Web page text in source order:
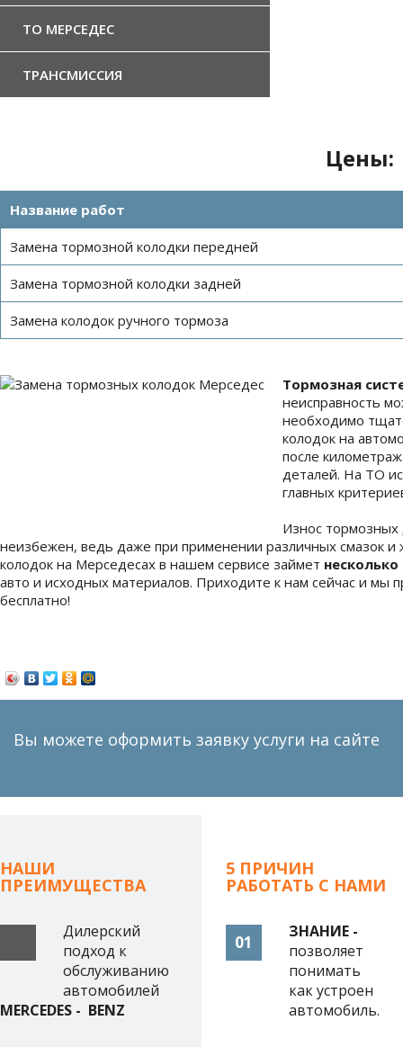
ТО МЕРСЕДЕС
ТРАНСМИССИЯ
Цены:
Название работ
Замена тормозной колодки передней
Замена тормозной колодки задней
Замена колодок ручного тормоза
Тормозная
неисправность
необходимо
колодок на
после
деталей. На ТО
главных
Износ тормозных
неизбежен, ведь даже при применении различных смазок и
колодок на Мерседесах в нашем сервисе займет несколько
авто и исходных материалов. Приходите к нам сейчас и мы
бесплатно!
Вы можете оформить заявку услуги на сайте
НАШИ
ПРЕИМУЩЕСТВА
Дилерский
подход к
обслуживанию
автомобилей
MERCEDES - BENZ
5 ПРИЧИН
РАБОТАТЬ С НАМИ
01
ЗНАНИЕ -
позволяет
понимать
как устроен
автомобиль.